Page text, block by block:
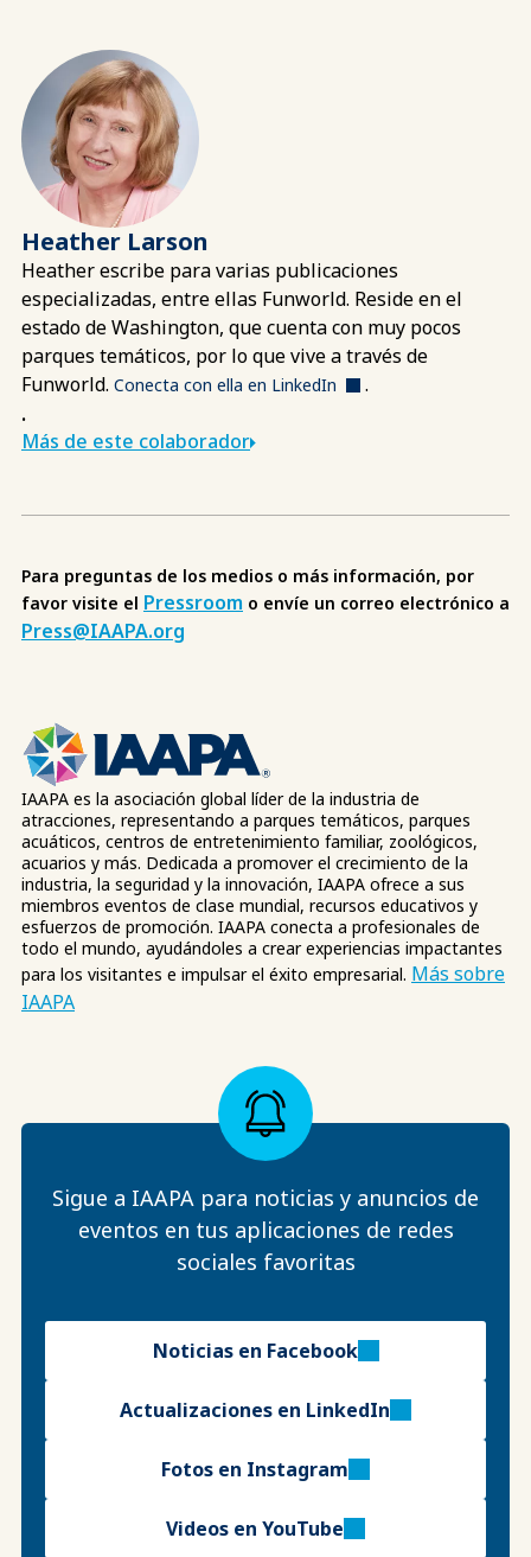
Heather Larson
Heather escribe para varias publicaciones
especializadas, entre ellas Funworld. Reside en el
estado de Washington, que cuenta con muy pocos
parques temáticos, por lo que vive a través de
Funworld. Conecta con ella en LinkedIn .
.
Más de este colaborador
Para preguntas de los medios o más información, por
favor visite el Pressroom o envíe un correo electrónico a
Press@IAAPA.org
IAAPA es la asociación global líder de la industria de
atracciones, representando a parques temáticos, parques
acuáticos, centros de entretenimiento familiar, zoológicos,
acuarios y más. Dedicada a promover el crecimiento de la
industria, la seguridad y la innovación, IAAPA ofrece a sus
miembros eventos de clase mundial, recursos educativos y
esfuerzos de promoción. IAAPA conecta a profesionales de
todo el mundo, ayudándoles a crear experiencias impactantes
para los visitantes e impulsar el éxito empresarial. Más sobre
IAAPA
Sigue a IAAPA para noticias y anuncios de
eventos en tus aplicaciones de redes
sociales favoritas
Noticias en Facebook
Actualizaciones en LinkedIn
Fotos en Instagram
Videos en YouTube